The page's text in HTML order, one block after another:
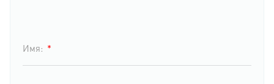
Имя: *